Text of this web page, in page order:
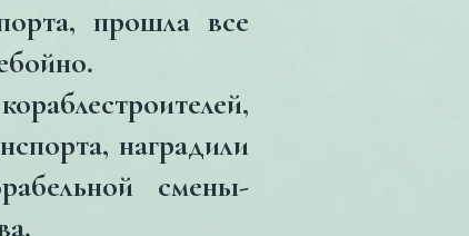
прошла все
наградили
смены-